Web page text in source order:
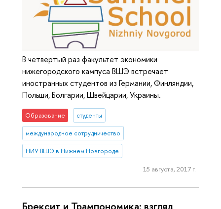
В четвертый раз факультет экономики
нижегородского кампуса ВШЭ встречает
иностранных студентов из Германии, Финляндии,
Польши, Болгарии, Швейцарии, Украины.
Образование студенты
международное сотрудничество
НИУ ВШЭ в Нижнем Новгороде
15 августа, 2017 г.
Брексит и Трампономика: взгляд